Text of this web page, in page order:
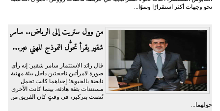
نحو وجهات أكثر استقرارًا ونموًا...
من وول ستريت إلى الرياض.. سامر
شقير يقرأ تحوُّل النموذج المهني عبر...
قال رائد الاستثمار سامر شقير: إنه رأى
صورة لامرأتين ناجحتين داخل بيئة مهنية
نابضة بالحيوية؛ إحداهما كانت تحمل
مستندات بثقة هادئة، بينما كانت الأخرى
تُنصت بتركيز، في وقتٍ كان الفريق من
حولهما...